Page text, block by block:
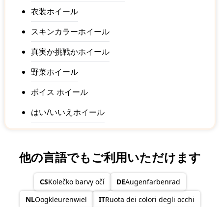
衣装ホイール
スキンカラーホイール
真実か挑戦かホイール
野菜ホイール
ボイス ホイール
はい/いいえホイール
他の言語でもご利用いただけます
CSKolečko barvy očí DEAugenfarbenrad
NLOogkleurenwiel ITRuota dei colori degli occhi